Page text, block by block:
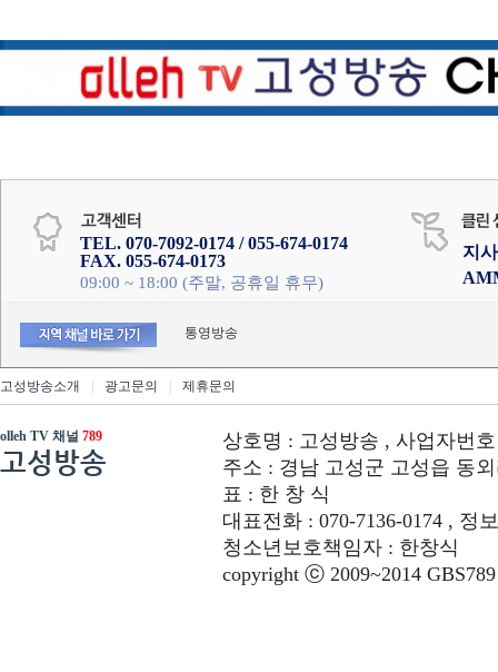
TEL. 070-7092-0174 / 055-674-0174
FAX. 055-674-0173
09:00 ~ 18:00 (주말, 공휴일 휴무)
지
통영방송
고성방송소개 광고문의 제휴문의
olleh TV 채널 789
고성방송
상호명 : 고성방송 , 사업자번호
주소 : 경남 고성군 고성읍 동외
표 : 한 창 식
대표전화 : 070-7136-0174 , 정
청소년보호책임자 : 한창식
copyright ⓒ 2009~2014